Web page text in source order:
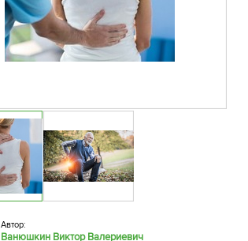
Автор:
Ванюшкин Виктор Валериевич